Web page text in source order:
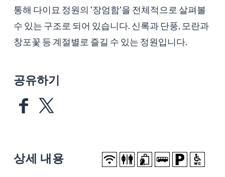
통해 다이묘 정원의 '장엄함'을 전체적으로 살펴볼
수 있는 구조로 되어 있습니다. 신록과 단풍, 모란과
창포꽃 등 계절별로 즐길 수 있는 정원입니다.
공유하기
상세 내용